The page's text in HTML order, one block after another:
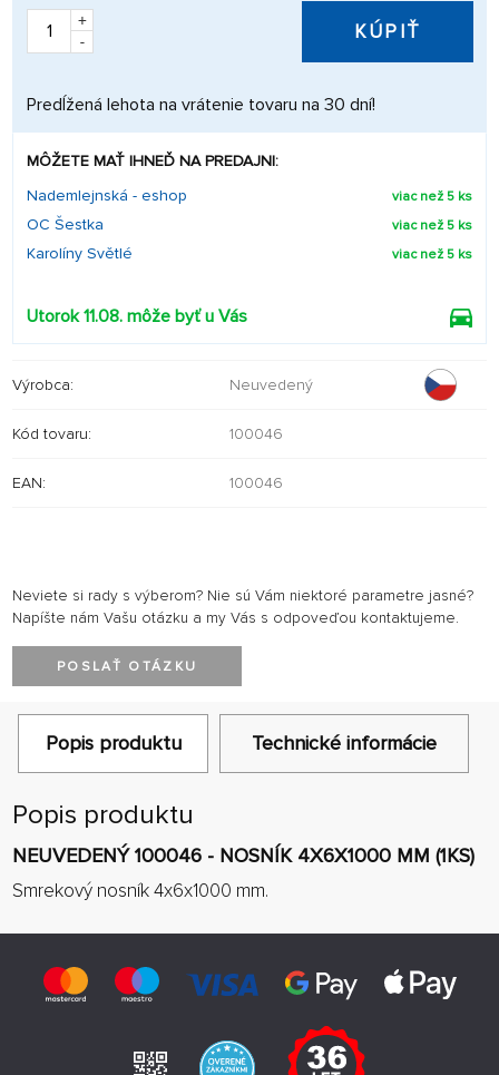
+
-
KÚPIŤ
Predĺžená lehota na vrátenie tovaru na 30 dní!
MÔŽETE MAŤ IHNEĎ NA PREDAJNI:
Nademlejnská - eshop
viac než 5 ks
OC Šestka viac než 5 ks
Karolíny Světlé viac než 5 ks
Utorok 11.08. môže byť u Vás
Výrobca: Neuvedený
Kód tovaru: 100046
EAN: 100046
Neviete si rady s výberom? Nie sú Vám niektoré parametre jasné?
Napíšte nám Vašu otázku a my Vás s odpoveďou kontaktujeme.
POSLAŤ OTÁZKU
Popis produktu Technické informácie
Popis produktu
NEUVEDENÝ 100046 - NOSNÍK 4X6X1000 MM (1KS)
Smrekový nosník 4x6x1000 mm.